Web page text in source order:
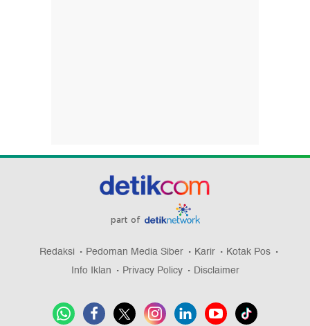
part of
Redaksi Pedoman Media Siber Karir
Kotak Pos
Info Iklan
Privacy Policy Disclaimer